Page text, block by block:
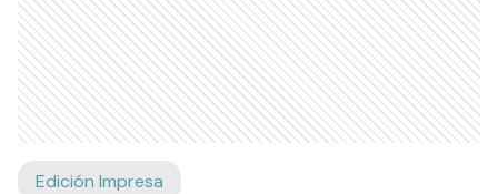
Edición Impresa